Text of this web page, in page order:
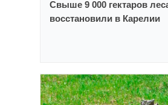
Свыше 9 000 гектаров
восстановили в Карелии